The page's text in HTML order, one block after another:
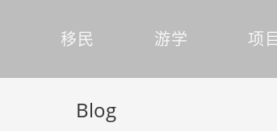
移民 游学 项
Blog